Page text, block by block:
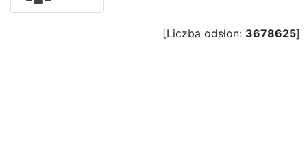
[Liczba odsłon: 3678625]